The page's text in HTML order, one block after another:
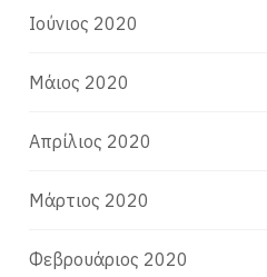
Ιούνιος 2020
Μάιος 2020
Απρίλιος 2020
Μάρτιος 2020
Φεβρουάριος 2020